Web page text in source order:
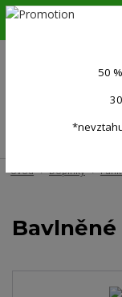
6.-16.8.26.
(Po-Pá
Úvod Doplňky
Bavlněné
50